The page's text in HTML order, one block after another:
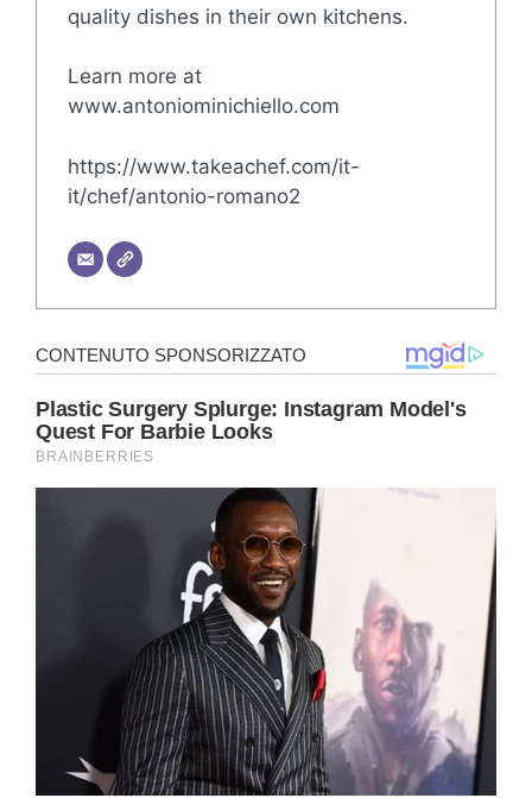
quality dishes in their own kitchens.
Learn more at
www.antoniominichiello.com
https://www.takeachef.com/it-
it/chef/antonio-romano2